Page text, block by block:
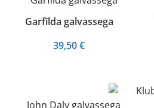
Garfīlda galvassega
39,50€